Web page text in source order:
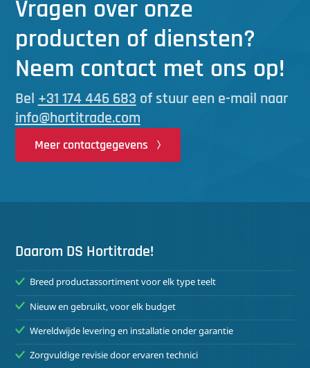
Vragen over onze
producten of diensten?
Neem contact met ons op!
Bel +31 174 446 683 of stuur een e-mail naar
info@hortitrade.com
Meer contactgegevens
Daarom DS Hortitrade!
Breed productassortiment voor elk type teelt
Nieuw en gebruikt, voor elk budget
Wereldwijde levering en installatie onder garantie
Zorgvuldige revisie door ervaren technici